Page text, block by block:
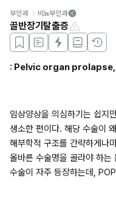
부인과 비뇨부인과
골반장기탈출증
: Pelvic organ prolapse,
임상양상을 의심하기는 쉽지
생소한 편이다. 해당 수술이
해부학적 구조를 간략하게나
올바른 수술명을 골라야 하는
수술이 자주 등장하는데,